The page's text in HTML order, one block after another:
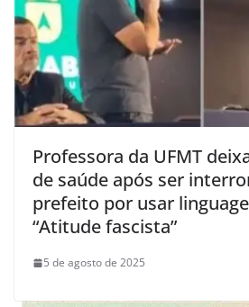
Professora da UFMT
de saúde após ser
prefeito por usar
“Atitude fascista”
5 de agosto de 2025